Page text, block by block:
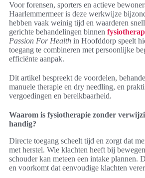
Voor forensen, sporters en actieve
Haarlemmermeer is deze werkwijze
hebben vaak weinig tijd en waarderen
gerichte behandelingen binnen
Passion For Health in Hoofddorp speelt
toegang te combineren met persoonlijke
efficiënte aanpak.
Dit artikel bespreekt de voordelen,
manuele therapie en dry needling, en
vergoedingen en bereikbaarheid.
Waarom is fysiotherapie zonder
handig?
Directe toegang scheelt tijd en zorgt dat
met herstel. Wie klachten heeft bij
schouder kan meteen een intake plannen.
en voorkomt dat eenvoudige klachten